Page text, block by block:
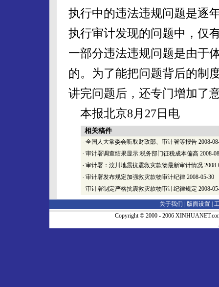
执行中的违法违规问题是逐
执行审计发现的问题中，仅
一部分违法违规问题是由于
的。为了能把问题背后的制
讲完问题后，还专门增加了
本报北京8月27日电
相关稿件
· 全国人大常委会听取财政部、审计署等报告 2008-
· 审计署调查结果显示:税务部门征税成本偏高 2008-
· 审计署：汶川地震抗震救灾款物最新审计情况
· 审计署发布规定加强救灾款物审计纪律 2008-05-30
· 审计署制定严格抗震救灾款物审计纪律规定 2008-
关于我们 | 版面设置
Copyright © 2000 - 2006